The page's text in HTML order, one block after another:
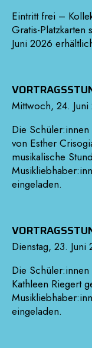
Eintritt frei –
Gratis-Platzkarten
Juni 2026
Mittwoch, 24. Juni
Die
von Esther
musikalische
eingeladen.
Dienstag, 23. Juni
Die Schüler:innen
Kathleen Riegert
eingeladen.